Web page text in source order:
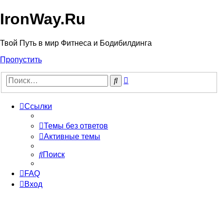
IronWay.Ru
Твой Путь в мир Фитнеса и Бодибилдинга
Пропустить
Поиск
Ссылки
Темы без ответов
Активные темы
Поиск
FAQ
Вход